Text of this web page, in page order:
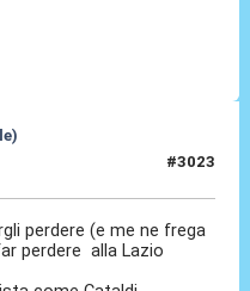
#3023
perdere (e me ne frega
perdere alla Lazio